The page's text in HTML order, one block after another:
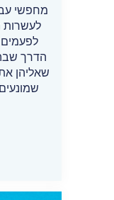
מחפשי
לעשרות
לפעמים
הדרך
שאליהן